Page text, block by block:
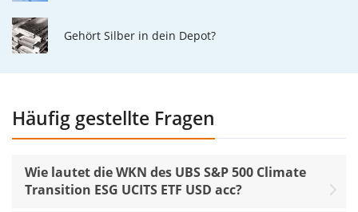
Gehört Silber in dein Depot?
Häufig gestellte Fragen
Wie lautet die WKN des UBS S&P 500 Climate
Transition ESG UCITS ETF USD acc?